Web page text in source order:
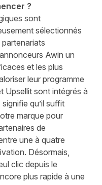
?
sont
sélectionnés
Awin un
et les plus
leur programme
Upsellit sont intégrés à
signifie qu’il suffit
marque pour
de
une à quatre
Désormais,
clic depuis le
plus rapide à une